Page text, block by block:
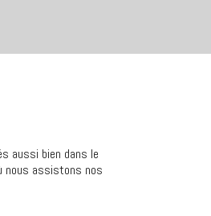
aussi bien dans le
nous assistons nos